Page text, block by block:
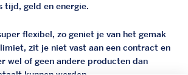
tijd, geld en energie.
flexibel, zo geniet je van het gemak
zit je niet vast aan een contract en
wel of geen andere producten dan